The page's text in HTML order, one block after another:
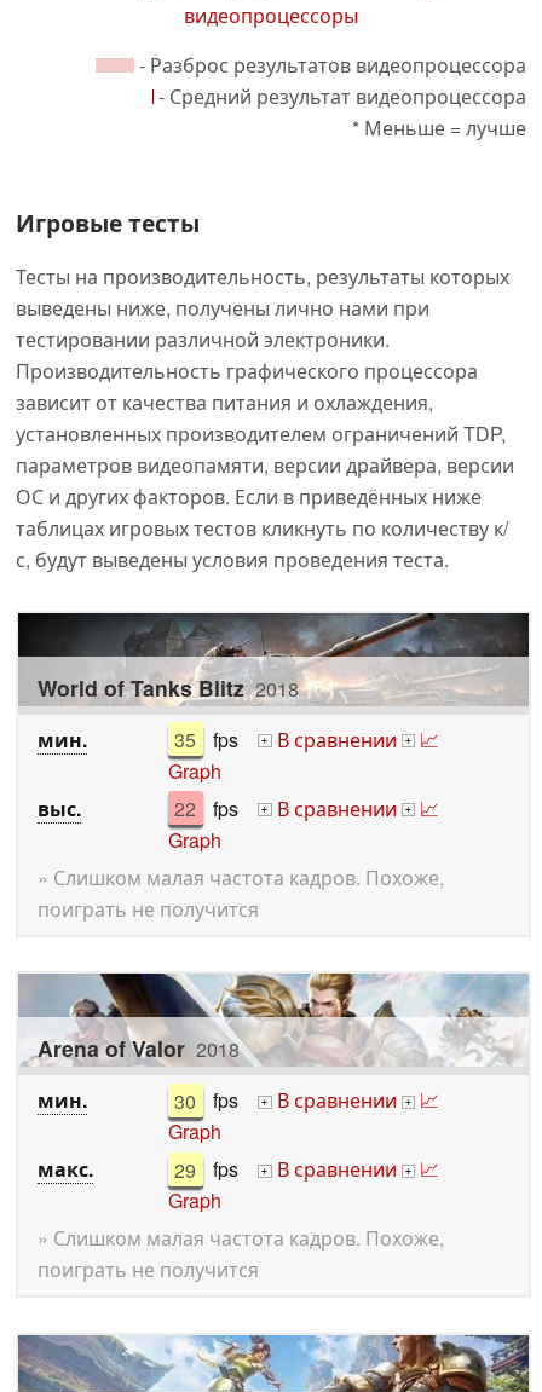
видеопроцессоры
- Разброс результатов видеопроцессора
- Средний результат видеопроцессора
* Меньше = лучше
Игровые тесты
Тесты на производительность, результаты которых
выведены ниже, получены лично нами при
тестировании различной электроники.
Производительность графического процессора
зависит от качества питания и охлаждения,
установленных производителем ограничений TDP,
параметров видеопамяти, версии драйвера, версии
ОС и других факторов. Если в приведённых ниже
таблицах игровых тестов кликнуть по количеству к/
с, будут выведены условия проведения теста.
World of Tanks Blitz 2018
мин.
35 fps + В сравнении +
📈
Graph
выс.
22 fps + В сравнении +
📈
Graph
» Слишком малая частота кадров. Похоже,
поиграть не получится
Arena of Valor 2018
мин.
30 fps + В сравнении +
📈
Graph
макс.
29 fps + В сравнении +
📈
Graph
» Слишком малая частота кадров. Похоже,
поиграть не получится